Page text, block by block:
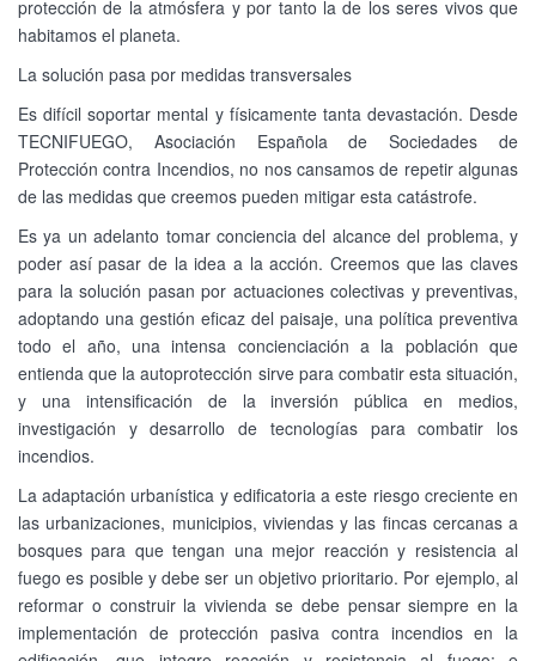
protección de la atmósfera y por tanto la de los seres vivos que
habitamos el planeta.
La solución pasa por medidas transversales
Es difícil soportar mental y físicamente tanta devastación. Desde
TECNIFUEGO, Asociación Española de Sociedades de
Protección contra Incendios, no nos cansamos de repetir algunas
de las medidas que creemos pueden mitigar esta catástrofe.
Es ya un adelanto tomar conciencia del alcance del problema, y
poder así pasar de la idea a la acción. Creemos que las claves
para la solución pasan por actuaciones colectivas y preventivas,
adoptando una gestión eficaz del paisaje, una política preventiva
todo el año, una intensa concienciación a la población que
entienda que la autoprotección sirve para combatir esta situación,
y una intensificación de la inversión pública en medios,
investigación y desarrollo de tecnologías para combatir los
incendios.
La adaptación urbanística y edificatoria a este riesgo creciente en
las urbanizaciones, municipios, viviendas y las fincas cercanas a
bosques para que tengan una mejor reacción y resistencia al
fuego es posible y debe ser un objetivo prioritario. Por ejemplo, al
reformar o construir la vivienda se debe pensar siempre en la
implementación de protección pasiva contra incendios en la